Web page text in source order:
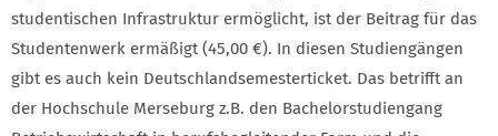
studentischen Infrastruktur ermöglicht, ist der Beitrag für das
Studentenwerk ermäßigt (45,00 €). In diesen Studiengängen
gibt es auch kein Deutschlandsemesterticket. Das betrifft an
der Hochschule Merseburg z.B. den Bachelorstudiengang